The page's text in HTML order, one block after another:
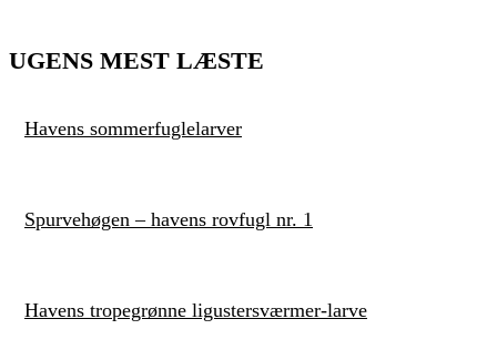
UGENS MEST LÆSTE
Havens sommerfuglelarver
Spurvehøgen – havens rovfugl nr. 1
Havens tropegrønne ligustersværmer-larve